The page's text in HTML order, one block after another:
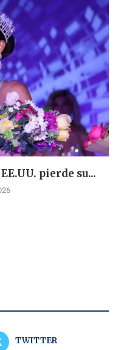
pierde su...
TWITTER